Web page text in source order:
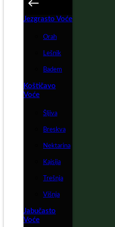
Jezgrasto Voće
Orah
Lešnik
Badem
Koštičavo
Voće
Šljiva
Breskva
Nektarina
Kajsija
Trešnja
Višnja
Jabučasto
Voće